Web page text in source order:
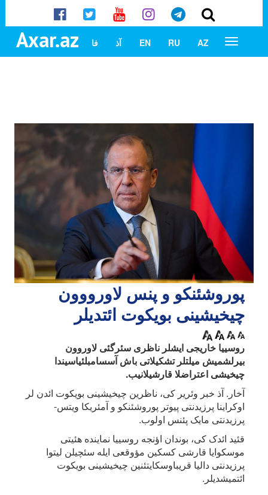
Axar.az AZ
RU
EN آذ فا
پوروشئنکو و پنس لاورووون
چیخیشینی بویکوت ائتدیلر
روسییا خاریجی ایشلر ناظری سئرگئی لاوروون
بیرلشمیش میلتلر تشکیلاتی باش آسسامبلئیاسیندا
چیخیشی اعتراضلا قارشیلانیب.
آخار. آذ خبر وئریر کی، ناظرین چیخیشینی بویکوت ائد‌ن لر
اوکراینا پرزیدنتی پیوتر پوروشئنکو و آمئریکا ویتس-
پرزیدنتی مایک پئنس اولوب.
قئید ائدک کی، بوندان اؤنجه روسییا نماینده هئیتی
موسکوایا قارشی کسکین مؤوقعی ایله سئچیلن لیتوا
پرزیدنتی دالیا قریباوسکایتئنین چیخیشینی بویکوت
ائتمیشدیلر.